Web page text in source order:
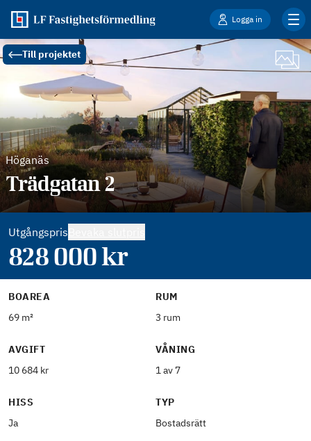
Logga in
Till projektet
Höganäs
Trädgatan 2
Utgångspris
828 000kr
BOAREA
69 m²
RUM
3 rum
AVGIFT
10 684 kr
VÅNING
1 av 7
HISS
Ja
TYP
Bostadsrätt